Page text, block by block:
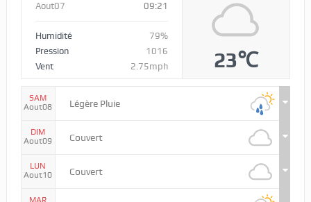
Aout07 09:21
Humidité
79%
Pression
1016
Vent
2.75mph 23℃
SAM
Aout08
Légère Pluie
DIM
Aout09
Couvert
LUN
Aout10
Couvert